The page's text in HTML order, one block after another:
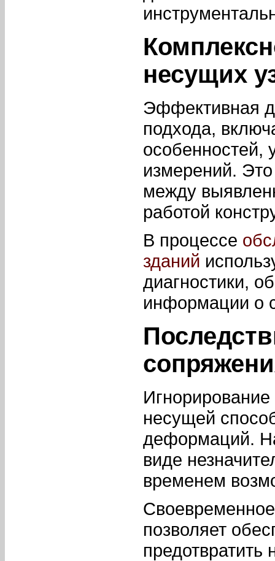
несущих
Эффективная
подхода,
особенностей,
измерений. Это
между
работой
В процессе
зданий
диагностики,
информации о
несущей
деформаций.
виде
временем
позволяет
предотвратить